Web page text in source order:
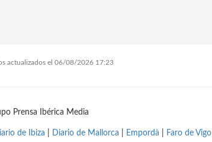
actualizados el 06/08/2026 17:23
Prensa Ibérica Media
de Ibiza Diario de Mallorca Empordà Faro de Vigo